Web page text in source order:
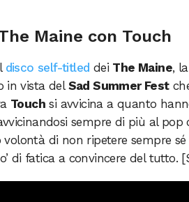
Maine con Touch
disco self-titled dei The Maine,
in vista del Sad Summer Fest
Touchsi avvicina a quanto
sempre di più al
di non ripetere sempre
di fatica a convincere del tutto.